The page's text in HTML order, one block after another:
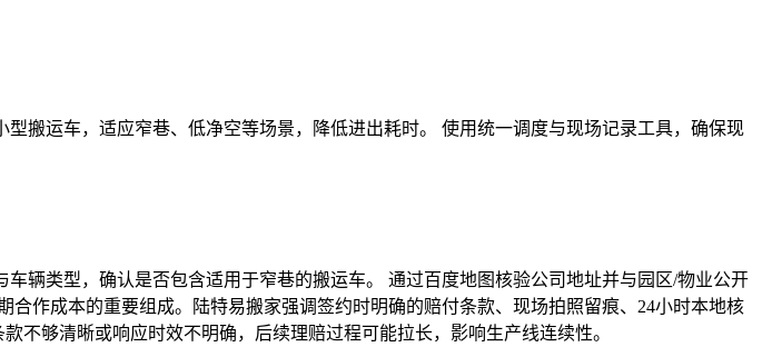
搬运车，适应窄巷、低净空等场景，降低进出耗时。 使用统一调度与现场记录工具，确保现
辆类型，确认是否包含适用于窄巷的搬运车。 通过百度地图核验公司地址并与园区/物业公开
作成本的重要组成。陆特易搬家强调签约时明确的赔付条款、现场拍照留痕、24小时本地核
不够清晰或响应时效不明确，后续理赔过程可能拉长，影响生产线连续性。